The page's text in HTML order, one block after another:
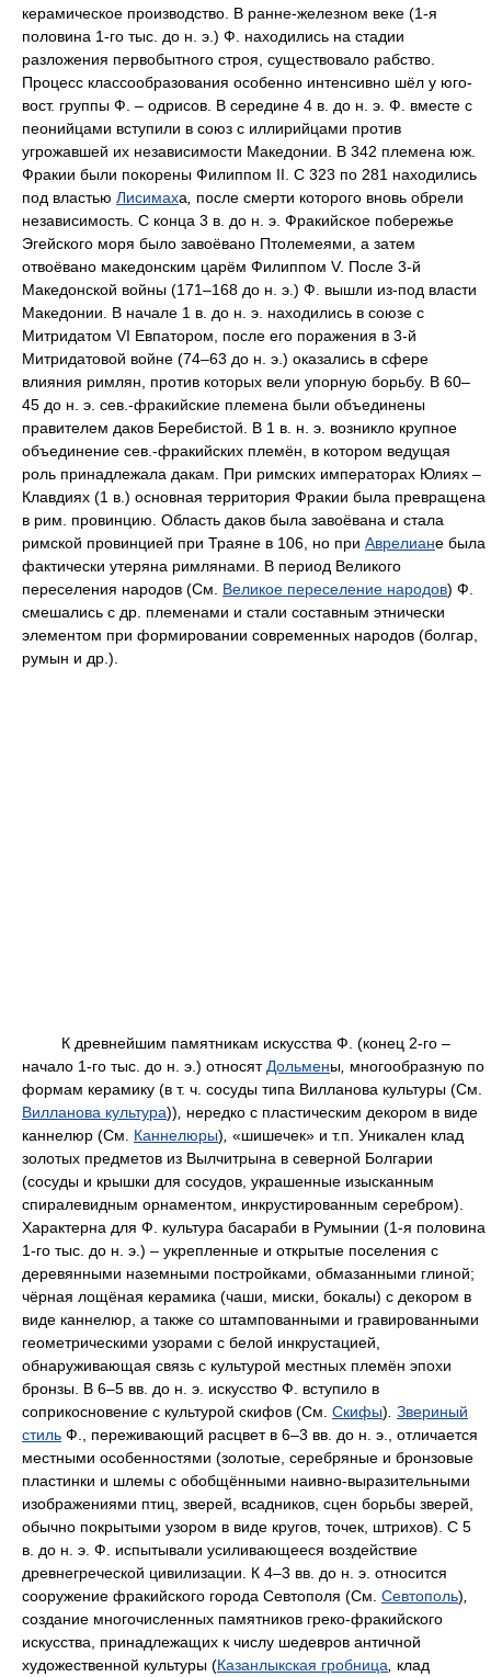
керамическое производство. В ранне-железном веке (1-я
половина 1-го тыс. до н. э.) Ф. находились на стадии
разложения первобытного строя, существовало рабство.
Процесс классообразования особенно интенсивно шёл у юго-
вост. группы Ф. – одрисов. В середине 4 в. до н. э. Ф. вместе с
пеонийцами вступили в союз с иллирийцами против
угрожавшей их независимости Македонии. В 342 племена юж.
Фракии были покорены Филиппом II. С 323 по 281 находились
под властью Лисимаха
после смерти которого вновь обрели
независимость. С конца 3 в. до н. э. Фракийское побережье
Эгейского моря было завоёвано Птолемеями, а затем
отвоёвано македонским царём Филиппом V. После 3-й
Македонской войны (171–168 до н. э.) Ф. вышли из-под власти
Македонии. В начале 1 в. до н. э. находились в союзе с
Митридатом VI Евпатором, после его поражения в 3-й
Митридатовой войне (74–63 до н. э.) оказались в сфере
влияния римлян, против которых вели упорную борьбу. В 60–
45 до н. э. сев.-фракийские племена были объединены
правителем даков Беребистой. В 1 в. н. э. возникло крупное
объединение сев.-фракийских племён, в котором ведущая
роль принадлежала дакам. При римских императорах Юлиях –
Клавдиях (1 в.) основная территория Фракии была превращена
в рим. провинцию. Область даков была завоёвана и стала
римской провинцией при Траяне в 106, но при Аврелиане была
фактически утеряна римлянами. В период Великого
переселения народов (См. Великое переселение народов) Ф.
смешались с др. племенами и стали составным этнически
элементом при формировании современных народов (болгар,
румын и др.).
К древнейшим памятникам искусства Ф. (конец 2-го –
начало 1-го тыс. до н. э.) относят Дольмены многообразную по
формам керамику (в т. ч. сосуды типа Вилланова культуры (См.
Вилланова культура))
нередко с пластическим декором в виде
каннелюр (См. Каннелюры) «шишечек» и т.п. Уникален клад
золотых предметов из Вылчитрына в северной Болгарии
(сосуды и крышки для сосудов, украшенные изысканным
спиралевидным орнаментом, инкрустированным серебром).
Характерна для Ф. культура басараби в Румынии (1-я половина
1-го тыс. до н. э.) – укрепленные и открытые поселения с
деревянными наземными постройками, обмазанными глиной;
чёрная лощёная керамика (чаши, миски, бокалы) с декором в
виде каннелюр, а также со штампованными и гравированными
геометрическими узорами с белой инкрустацией,
обнаруживающая связь с культурой местных племён эпохи
бронзы. В 6–5 вв. до н. э. искусство Ф. вступило в
соприкосновение с культурой скифов (См. Скифы) Звериный
стиль Ф., переживающий расцвет в 6–3 вв. до н. э., отличается
местными особенностями (золотые, серебряные и бронзовые
пластинки и шлемы с обобщёнными наивно-выразительными
изображениями птиц, зверей, всадников, сцен борьбы зверей,
обычно покрытыми узором в виде кругов, точек, штрихов). С 5
в. до н. э. Ф. испытывали усиливающееся воздействие
древнегреческой цивилизации. К 4–3 вв. до н. э. относится
сооружение фракийского города Севтополя (См. Севтополь)
создание многочисленных памятников греко-фракийского
искусства, принадлежащих к числу шедевров античной
художественной культуры (Казанлыкская гробница
клад